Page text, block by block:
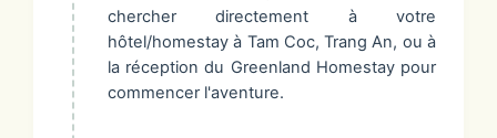
chercher directement à votre
hôtel/homestay à Tam Coc, Trang An, ou à
la réception du Greenland Homestay pour
commencer l'aventure.